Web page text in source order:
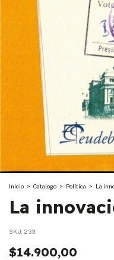
Inicio > Catalogo > Política > La
La
SKU: 233
$14.900,00